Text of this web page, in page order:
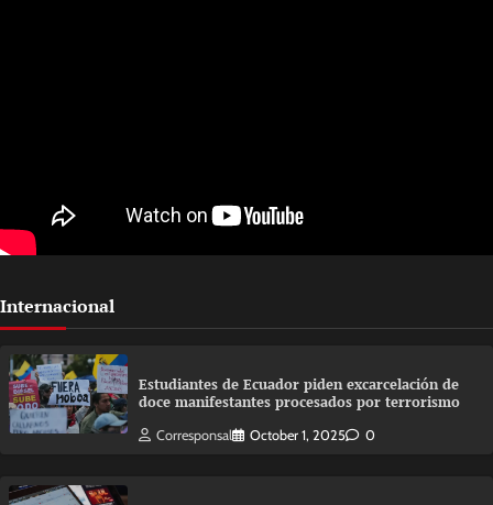
Internacional
Estudiantes de Ecuador piden excarcelación de
doce manifestantes procesados por terrorismo
Corresponsal October 1, 2025 0